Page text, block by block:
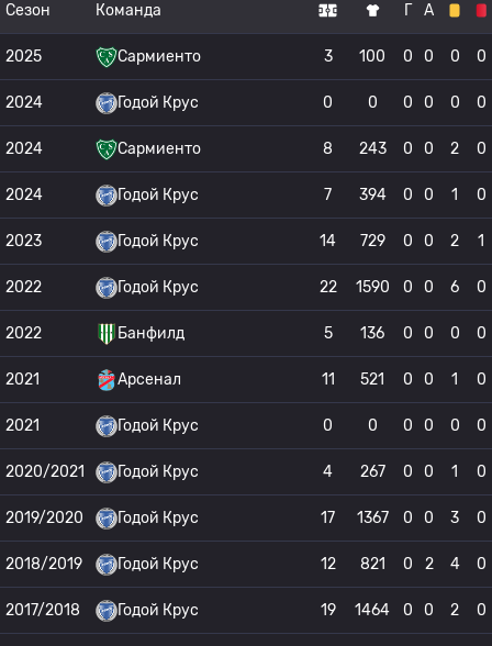
Сезон Команда Г А
2025 Сармиенто 3 100 0 0 0 0
2024 Годой Крус 0 0 0 0 0 0
2024 Сармиенто 8 243 0 0 2 0
2024 Годой Крус 7 394 0 0 1 0
2023 Годой Крус 14 729 0 0 2 1
2022 Годой Крус 22 1590 0 0 6 0
2022 Банфилд 5 136 0 0 0 0
2021 Арсенал 11 521 0 0 1 0
2021 Годой Крус 0 0 0 0 0 0
2020/2021 Годой Крус 4 267 0 0 1 0
2019/2020 Годой Крус 17 1367 0 0 3 0
2018/2019 Годой Крус 12 821 0 2 4 0
2017/2018 Годой Крус 19 1464 0 0 2 0